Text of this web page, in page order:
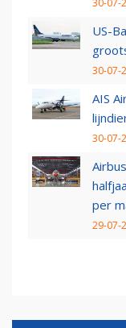
30-07-
US-
30-07-
AIS
30-07-
per
29-07-